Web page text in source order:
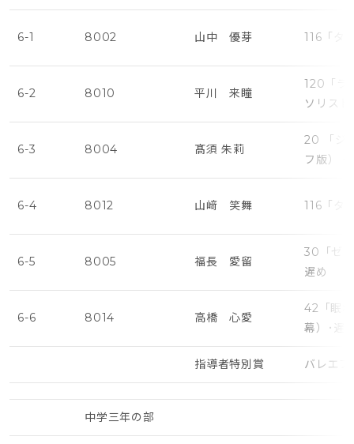
6-1 8002 山中 優芽 116「タ
6-2 8010 平川 来瞳
120「ラ
ソリス
6-3 8004 髙須 朱莉
20 「ジ
フ版）
6-4 8012 山﨑 笑舞 116「タ
6-5 8005 福長 愛留
30「ゼ
遅め
6-6 8014 高橋 心愛
42「眠
幕）･遅
指導者特別賞 バレエ
中学三年の部